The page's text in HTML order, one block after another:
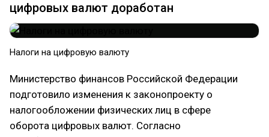
цифровых валют доработан
Налоги на цифровую валюту
Министерство финансов Российской Федерации
подготовило изменения к законопроекту о
налогообложении физических лиц в сфере
оборота цифровых валют. Согласно